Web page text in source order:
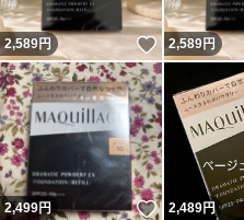
2,589円 いいね！
2,589円
2,499円 いいね！
2,489円